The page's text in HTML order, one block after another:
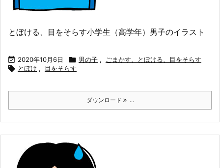
とぼける、目をそらす小学生（高学年）男子のイラスト
 2020年10月6日  男の子 , ごまかす、とぼける、目をそらす
 とぼけ , 目をそらす
ダウンロード ...